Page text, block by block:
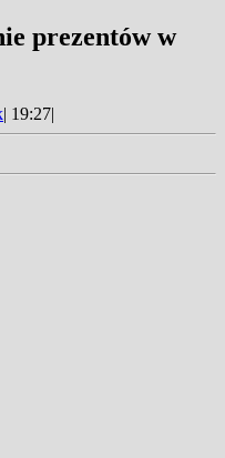
prezentów w
| 19:27|